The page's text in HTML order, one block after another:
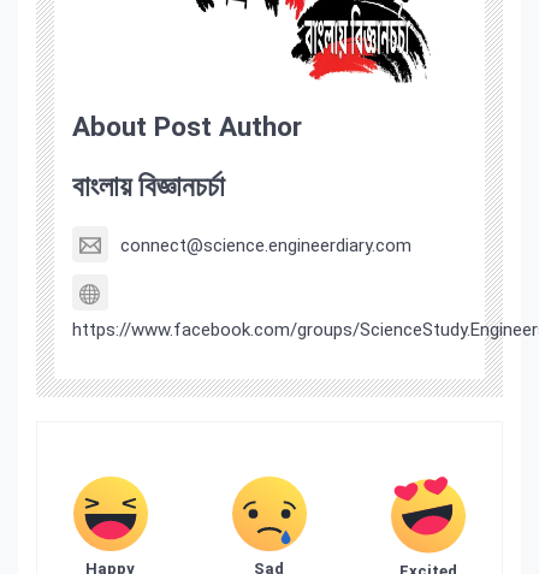
About Post Author
বাংলায় বিজ্ঞানচর্চা
connect@science.engineerdiary.com
https://www.facebook.com/groups/
Happy Sad